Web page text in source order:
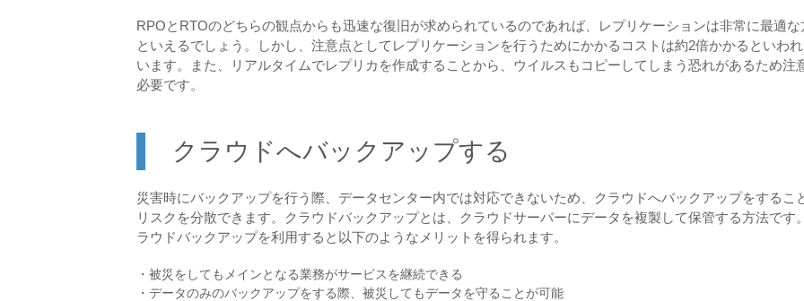
RPOとRTOのどちらの観点からも迅速な復旧が求められているのであれば、レプリケーションは非常に最適な
といえるでしょう。しかし、注意点としてレプリケーションを行うためにかかるコストは約2倍かかるといわれ
います。また、リアルタイムでレプリカを作成することから、ウイルスもコピーしてしまう恐れがあるため注
必要です。
クラウドへバックアップする
災害時にバックアップを行う際、データセンター内では対応できないため、クラウドへバックアップをするこ
リスクを分散できます。クラウドバックアップとは、クラウドサーバーにデータを複製して保管する方法です
ラウドバックアップを利用すると以下のようなメリットを得られます。
・被災をしてもメインとなる業務がサービスを継続できる
・データのみのバックアップをする際、被災してもデータを守ることが可能